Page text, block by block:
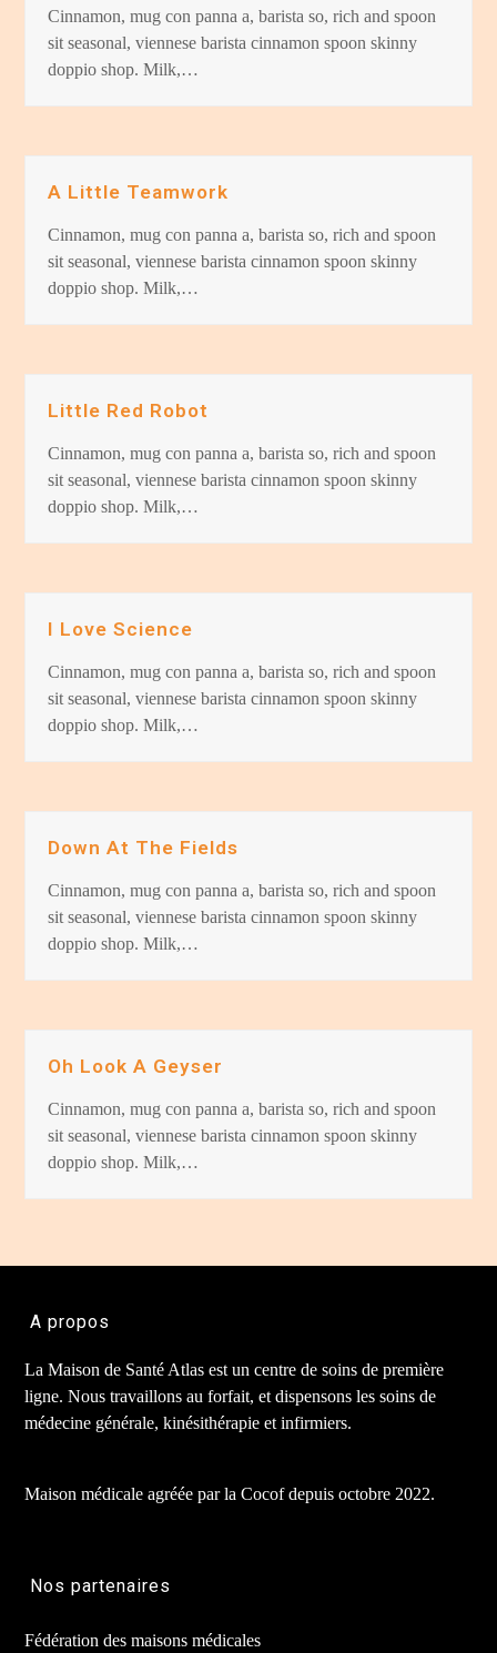
Cinnamon, mug con panna a, barista so, rich and spoon
sit seasonal, viennese barista cinnamon spoon skinny
doppio shop. Milk,…
A Little Teamwork
Cinnamon, mug con panna a, barista so, rich and spoon
sit seasonal, viennese barista cinnamon spoon skinny
doppio shop. Milk,…
Little Red Robot
Cinnamon, mug con panna a, barista so, rich and spoon
sit seasonal, viennese barista cinnamon spoon skinny
doppio shop. Milk,…
I Love Science
Cinnamon, mug con panna a, barista so, rich and spoon
sit seasonal, viennese barista cinnamon spoon skinny
doppio shop. Milk,…
Down At The Fields
Cinnamon, mug con panna a, barista so, rich and spoon
sit seasonal, viennese barista cinnamon spoon skinny
doppio shop. Milk,…
Oh Look A Geyser
Cinnamon, mug con panna a, barista so, rich and spoon
sit seasonal, viennese barista cinnamon spoon skinny
doppio shop. Milk,…
A propos
La Maison de Santé Atlas est un centre de soins de première
ligne. Nous travaillons au forfait, et dispensons les soins de
médecine générale, kinésithérapie et infirmiers.
Maison médicale agréée par la Cocof depuis octobre 2022.
Nos partenaires
Fédération des maisons médicales